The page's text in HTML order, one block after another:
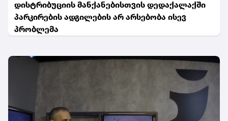
დისტრიბუციის მანქანებისთვის დედაქალაქში
პარკირების ადგილების არ არსებობა ისევ
პრობლემა